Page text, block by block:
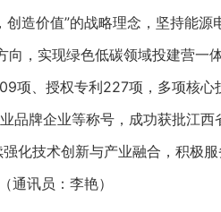
造价值”的战略理念，坚持能源
，实现绿色低碳领域投建营一
、授权专利227项，多项核心
品牌企业等称号，成功获批江
化技术创新与产业融合，积极服
通讯员：李艳）